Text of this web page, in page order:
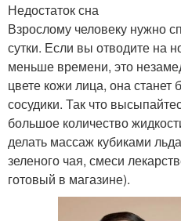
Недостаток сна
Взрослому человеку нужно
сутки. Если вы отводите на
меньше времени, это
цвете кожи лица, она станет
сосудики. Так что
большое количество
делать массаж кубиками
зеленого чая, смеси
готовый в магазине).